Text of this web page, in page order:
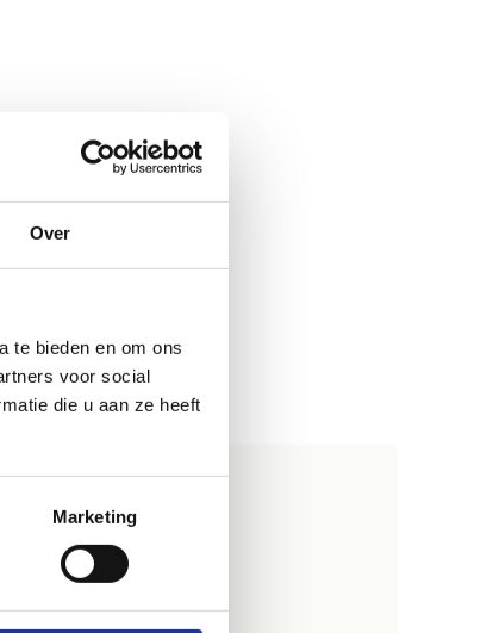
Over
te bieden en om ons
voor social
die u aan ze heeft
Marketing